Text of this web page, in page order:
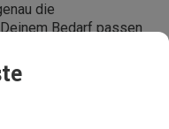
die
Bedarf passen
an
kompakte Tische,